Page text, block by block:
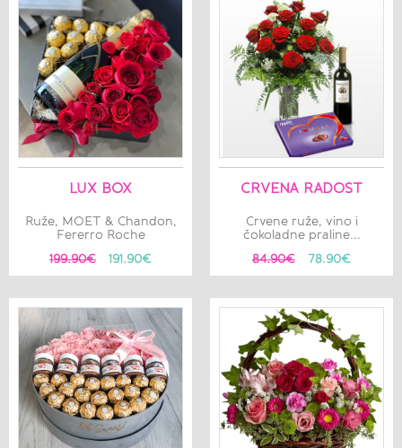
LUX BOX
Ruže, MOET & Chandon,
Fererro Roche
199.90€
191.90€
CRVENA RADOST
Crvene ruže, vino i
čokoladne praline...
84.90€
78.90€